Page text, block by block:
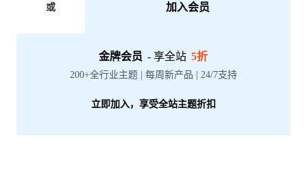
或 加入会员
金牌会员 - 享全站 5折
200+全行业主题 | 每周新产品 | 24/7支持
立即加入，享受全站主题折扣